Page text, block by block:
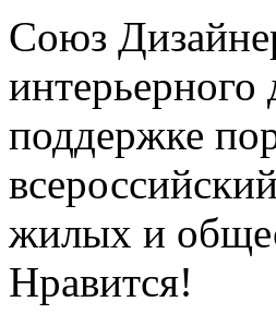
Союз
интерьерного
поддержке
жилых и
Нравится!